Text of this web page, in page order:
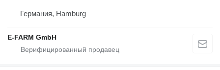
Германия, Hamburg
E-FARM GmbH